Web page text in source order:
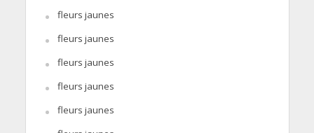
fleurs jaunes
fleurs jaunes
fleurs jaunes
fleurs jaunes
fleurs jaunes